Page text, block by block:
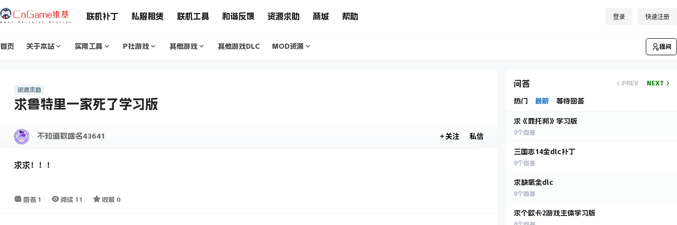
联机补丁 私服租赁 联机工具 和谐反馈 资源求助 商城 帮助 登录 快速注册
首页 关于本站 实用工具 P社游戏 其他游戏 其他游戏DLC MOD资源 提问
资源求助
求鲁特里一家死了学习版
不知道取啥名43641 关注 私信
求求！！！
回答 1 阅读 11 收藏 0
问答 PREV NEXT
热门 最新 等待回答
求《罪托邦》学习版
0个回答
三国志14全dlc补丁
0个回答
求缺氧全dlc
0个回答
求个欧卡2游戏主体学习版